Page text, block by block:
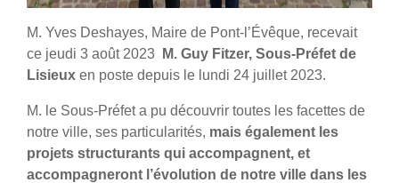
M. Yves Deshayes, Maire de Pont-l’Évêque, recevait
ce jeudi 3 août 2023
M. Guy Fitzer, Sous-Préfet de
Lisieux en poste depuis le lundi 24 juillet 2023.
M. le Sous-Préfet a pu découvrir toutes les facettes de
notre ville, ses particularités, mais également les
projets structurants qui accompagnent, et
accompagneront l’évolution de notre ville dans les